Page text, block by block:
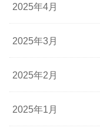
2025年4月
2025年3月
2025年2月
2025年1月